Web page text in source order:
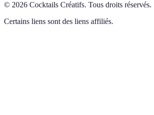
© 2026 Cocktails Créatifs. Tous droits réservés.
Certains liens sont des liens affiliés.